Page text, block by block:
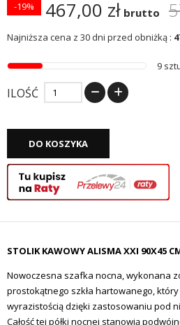
467,00 zł brutto
-19%
Najniższa cena z 30 dni przed obniżką :
9
ILOŚĆ
DO KOSZYKA
STOLIK KAWOWY ALISMA XXI 90X45
Nowoczesna szafka nocna, wykonana
prostokątnego szkła hartowanego,
wyrazistością dzięki zastosowaniu pod
Całość tej półki nocnej stanowią